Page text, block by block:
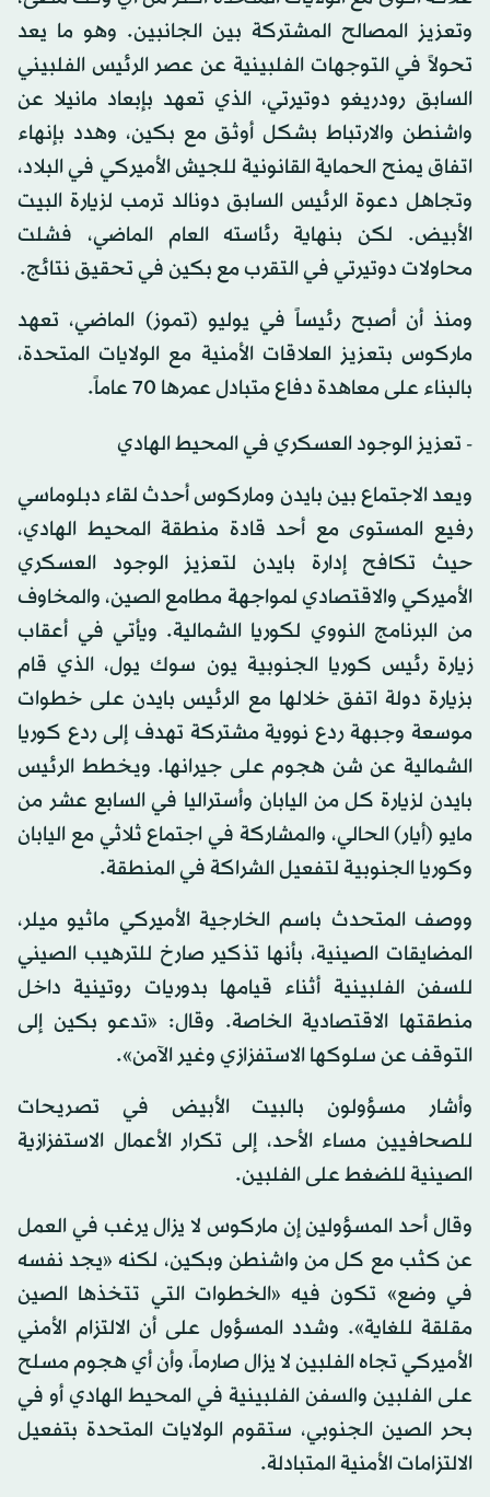
وتعزيز المصالح المشتركة بين الجانبين. وهو ما يعد
تحولاً في التوجهات الفلبينية عن عصر الرئيس الفلبيني
السابق رودريغو دوتيرتي، الذي تعهد بإبعاد مانيلا عن
واشنطن والارتباط بشكل أوثق مع بكين، وهدد بإنهاء
اتفاق يمنح الحماية القانونية للجيش الأميركي في البلاد،
وتجاهل دعوة الرئيس السابق دونالد ترمب لزيارة البيت
الأبيض. لكن بنهاية رئاسته العام الماضي، فشلت
محاولات دوتيرتي في التقرب مع بكين في تحقيق نتائج.
ومنذ أن أصبح رئيساً في يوليو (تموز) الماضي، تعهد
ماركوس بتعزيز العلاقات الأمنية مع الولايات المتحدة،
بالبناء على معاهدة دفاع متبادل عمرها 70 عاماً.
- تعزيز الوجود العسكري في المحيط الهادي
ويعد الاجتماع بين بايدن وماركوس أحدث لقاء دبلوماسي
رفيع المستوى مع أحد قادة منطقة المحيط الهادي،
حيث تكافح إدارة بايدن لتعزيز الوجود العسكري
الأميركي والاقتصادي لمواجهة مطامع الصين، والمخاوف
من البرنامج النووي لكوريا الشمالية. ويأتي في أعقاب
زيارة رئيس كوريا الجنوبية يون سوك يول، الذي قام
بزيارة دولة اتفق خلالها مع الرئيس بايدن على خطوات
موسعة وجبهة ردع نووية مشتركة تهدف إلى ردع كوريا
الشمالية عن شن هجوم على جيرانها. ويخطط الرئيس
بايدن لزيارة كل من اليابان وأستراليا في السابع عشر من
مايو (أيار) الحالي، والمشاركة في اجتماع ثلاثي مع اليابان
وكوريا الجنوبية لتفعيل الشراكة في المنطقة.
ووصف المتحدث باسم الخارجية الأميركي ماثيو ميلر،
المضايقات الصينية، بأنها تذكير صارخ للترهيب الصيني
للسفن الفلبينية أثناء قيامها بدوريات روتينية داخل
منطقتها الاقتصادية الخاصة. وقال: «تدعو بكين إلى
التوقف عن سلوكها الاستفزازي وغير الآمن».
وأشار مسؤولون بالبيت الأبيض في تصريحات
للصحافيين مساء الأحد، إلى تكرار الأعمال الاستفزازية
الصينية للضغط على الفلبين.
وقال أحد المسؤولين إن ماركوس لا يزال يرغب في العمل
عن كثب مع كل من واشنطن وبكين، لكنه «يجد نفسه
في وضع» تكون فيه «الخطوات التي تتخذها الصين
مقلقة للغاية». وشدد المسؤول على أن الالتزام الأمني
الأميركي تجاه الفلبين لا يزال صارماً، وأن أي هجوم مسلح
على الفلبين والسفن الفلبينية في المحيط الهادي أو في
بحر الصين الجنوبي، ستقوم الولايات المتحدة بتفعيل
الالتزامات الأمنية المتبادلة.